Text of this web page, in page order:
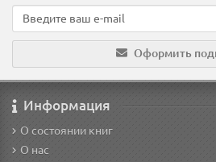
Оформить
Информация
О состоянии книг
О нас